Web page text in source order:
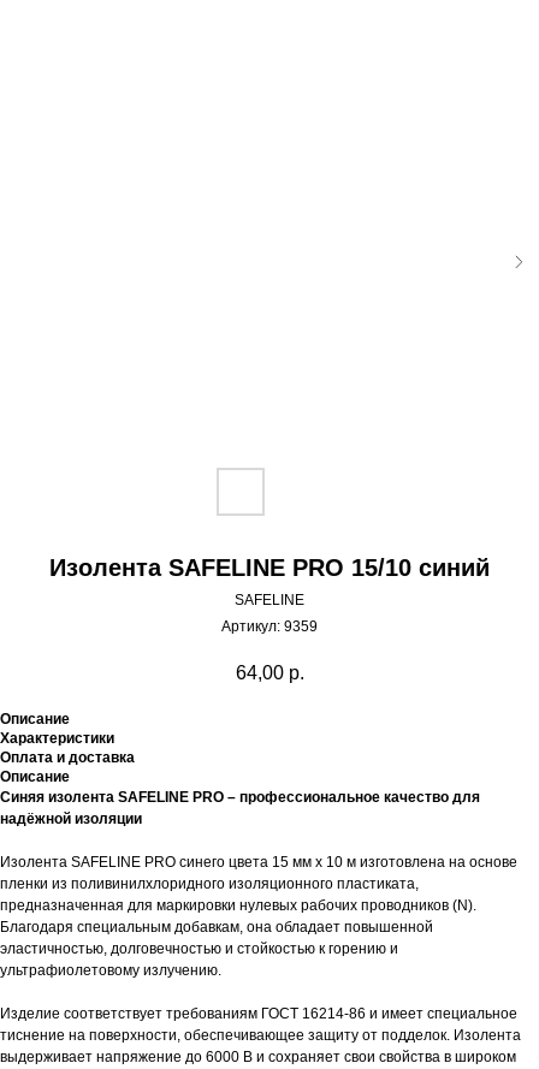
Изолента SAFELINE PRO 15/10 синий
SAFELINE
Артикул: 9359
64,00 р.
Описание
Характеристики
Оплата и доставка
Описание
Синяя изолента SAFELINE PRO – профессиональное качество для
надёжной изоляции
Изолента SAFELINE PRO синего цвета 15 мм х 10 м изготовлена на основе
пленки из поливинилхлоридного изоляционного пластиката,
предназначенная для маркировки нулевых рабочих проводников (N).
Благодаря специальным добавкам, она обладает повышенной
эластичностью, долговечностью и стойкостью к горению и
ультрафиолетовому излучению.
Изделие соответствует требованиям ГОСТ 16214-86 и имеет специальное
тиснение на поверхности, обеспечивающее защиту от подделок. Изолента
выдерживает напряжение до 6000 В и сохраняет свои свойства в широком